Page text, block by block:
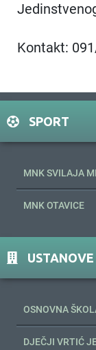
Kontakt:
SPORT
MNK SVILAJA
MNK OTAVICE
USTANOVE
OSNOVNA
DJEČJI VRTIĆ